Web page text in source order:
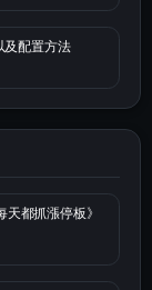
配置方法
都抓漲停板》